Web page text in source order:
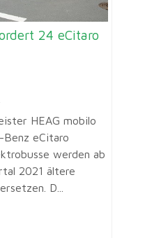
24 eCitaro
HEAG mobilo
eCitaro
werden ab
2021 ältere
D...